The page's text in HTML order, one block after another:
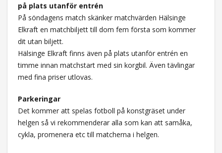
på plats utanför entrén
På söndagens match skänker matchvärden Hälsinge
Elkraft en matchbiljett till dom fem första som kommer
dit utan biljett.
Hälsinge Elkraft finns även på plats utanför entrén en
timme innan matchstart med sin korgbil. Även tävlingar
med fina priser utlovas.
Parkeringar
Det kommer att spelas fotboll på konstgräset under
helgen så vi rekommenderar alla som kan att samåka,
cykla, promenera etc till matcherna i helgen.